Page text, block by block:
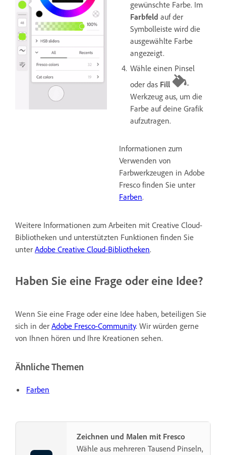
gewünschte Farbe. Im
Farbfeld auf der
Symbolleiste wird die
ausgewählte Farbe
angezeigt.
Wähle einen Pinsel
oder das Fill
-
Werkzeug aus, um die
Farbe auf deine Grafik
aufzutragen.
Informationen zum
Verwenden von
Farbwerkzeugen in Adobe
Fresco finden Sie unter
Farben.
Weitere Informationen zum Arbeiten mit Creative Cloud-
Bibliotheken und unterstützten Funktionen finden Sie
unter Adobe Creative Cloud-Bibliotheken.
Haben Sie eine Frage oder eine Idee?
Wenn Sie eine Frage oder eine Idee haben, beteiligen Sie
sich in der Adobe Fresco-Community. Wir würden gerne
von Ihnen hören und Ihre Kreationen sehen.
Ähnliche Themen
Farben
Zeichnen und Malen mit Fresco
Wähle aus mehreren Tausend Pinseln,